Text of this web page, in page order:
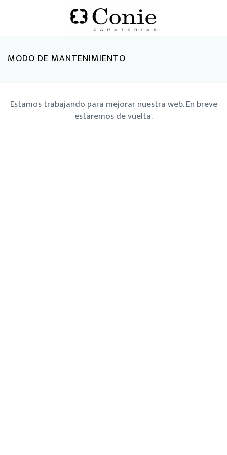
MODO DE MANTENIMIENTO
Estamos trabajando para mejorar nuestra web. En breve
estaremos de vuelta.